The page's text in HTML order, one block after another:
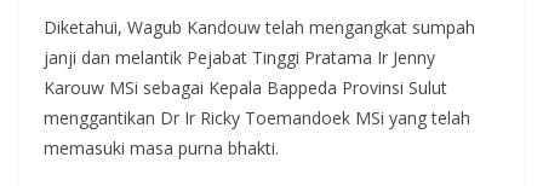
Diketahui, Wagub Kandouw telah mengangkat sumpah
janji dan melantik Pejabat Tinggi Pratama Ir Jenny
Karouw MSi sebagai Kepala Bappeda Provinsi Sulut
menggantikan Dr Ir Ricky Toemandoek MSi yang telah
memasuki masa purna bhakti.